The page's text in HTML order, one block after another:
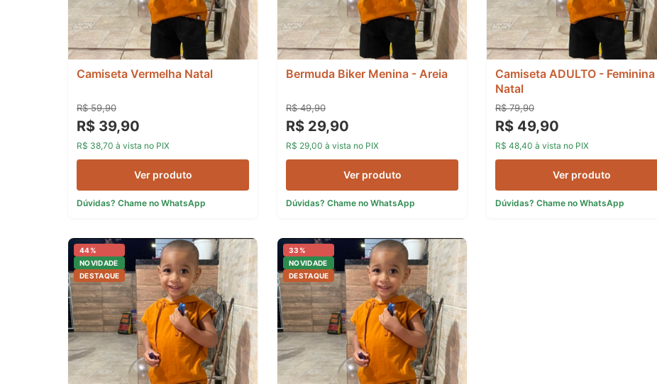
Camiseta Vermelha Natal
R$ 59,90
R$ 39,90
R$ 38,70 à vista no PIX
Ver produto
Dúvidas? Chame no WhatsApp
Bermuda Biker Menina - Areia
R$ 49,90
R$ 29,90
R$ 29,00 à vista no PIX
Ver produto
Dúvidas? Chame no WhatsApp
Camiseta ADULTO - Feminina
Natal
R$ 79,90
R$ 49,90
R$ 48,40 à vista no PIX
Ver produto
Dúvidas? Chame no WhatsApp
44%
NOVIDADE
DESTAQUE
33%
NOVIDADE
DESTAQUE